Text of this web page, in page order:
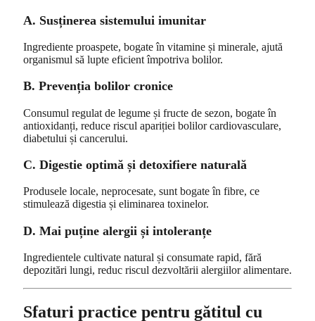
A. Susținerea sistemului imunitar
Ingrediente proaspete, bogate în vitamine și minerale, ajută
organismul să lupte eficient împotriva bolilor.
B. Prevenția bolilor cronice
Consumul regulat de legume și fructe de sezon, bogate în
antioxidanți, reduce riscul apariției bolilor cardiovasculare,
diabetului și cancerului.
C. Digestie optimă și detoxifiere naturală
Produsele locale, neprocesate, sunt bogate în fibre, ce
stimulează digestia și eliminarea toxinelor.
D. Mai puține alergii și intoleranțe
Ingredientele cultivate natural și consumate rapid, fără
depozitări lungi, reduc riscul dezvoltării alergiilor alimentare.
Sfaturi practice pentru gătitul cu